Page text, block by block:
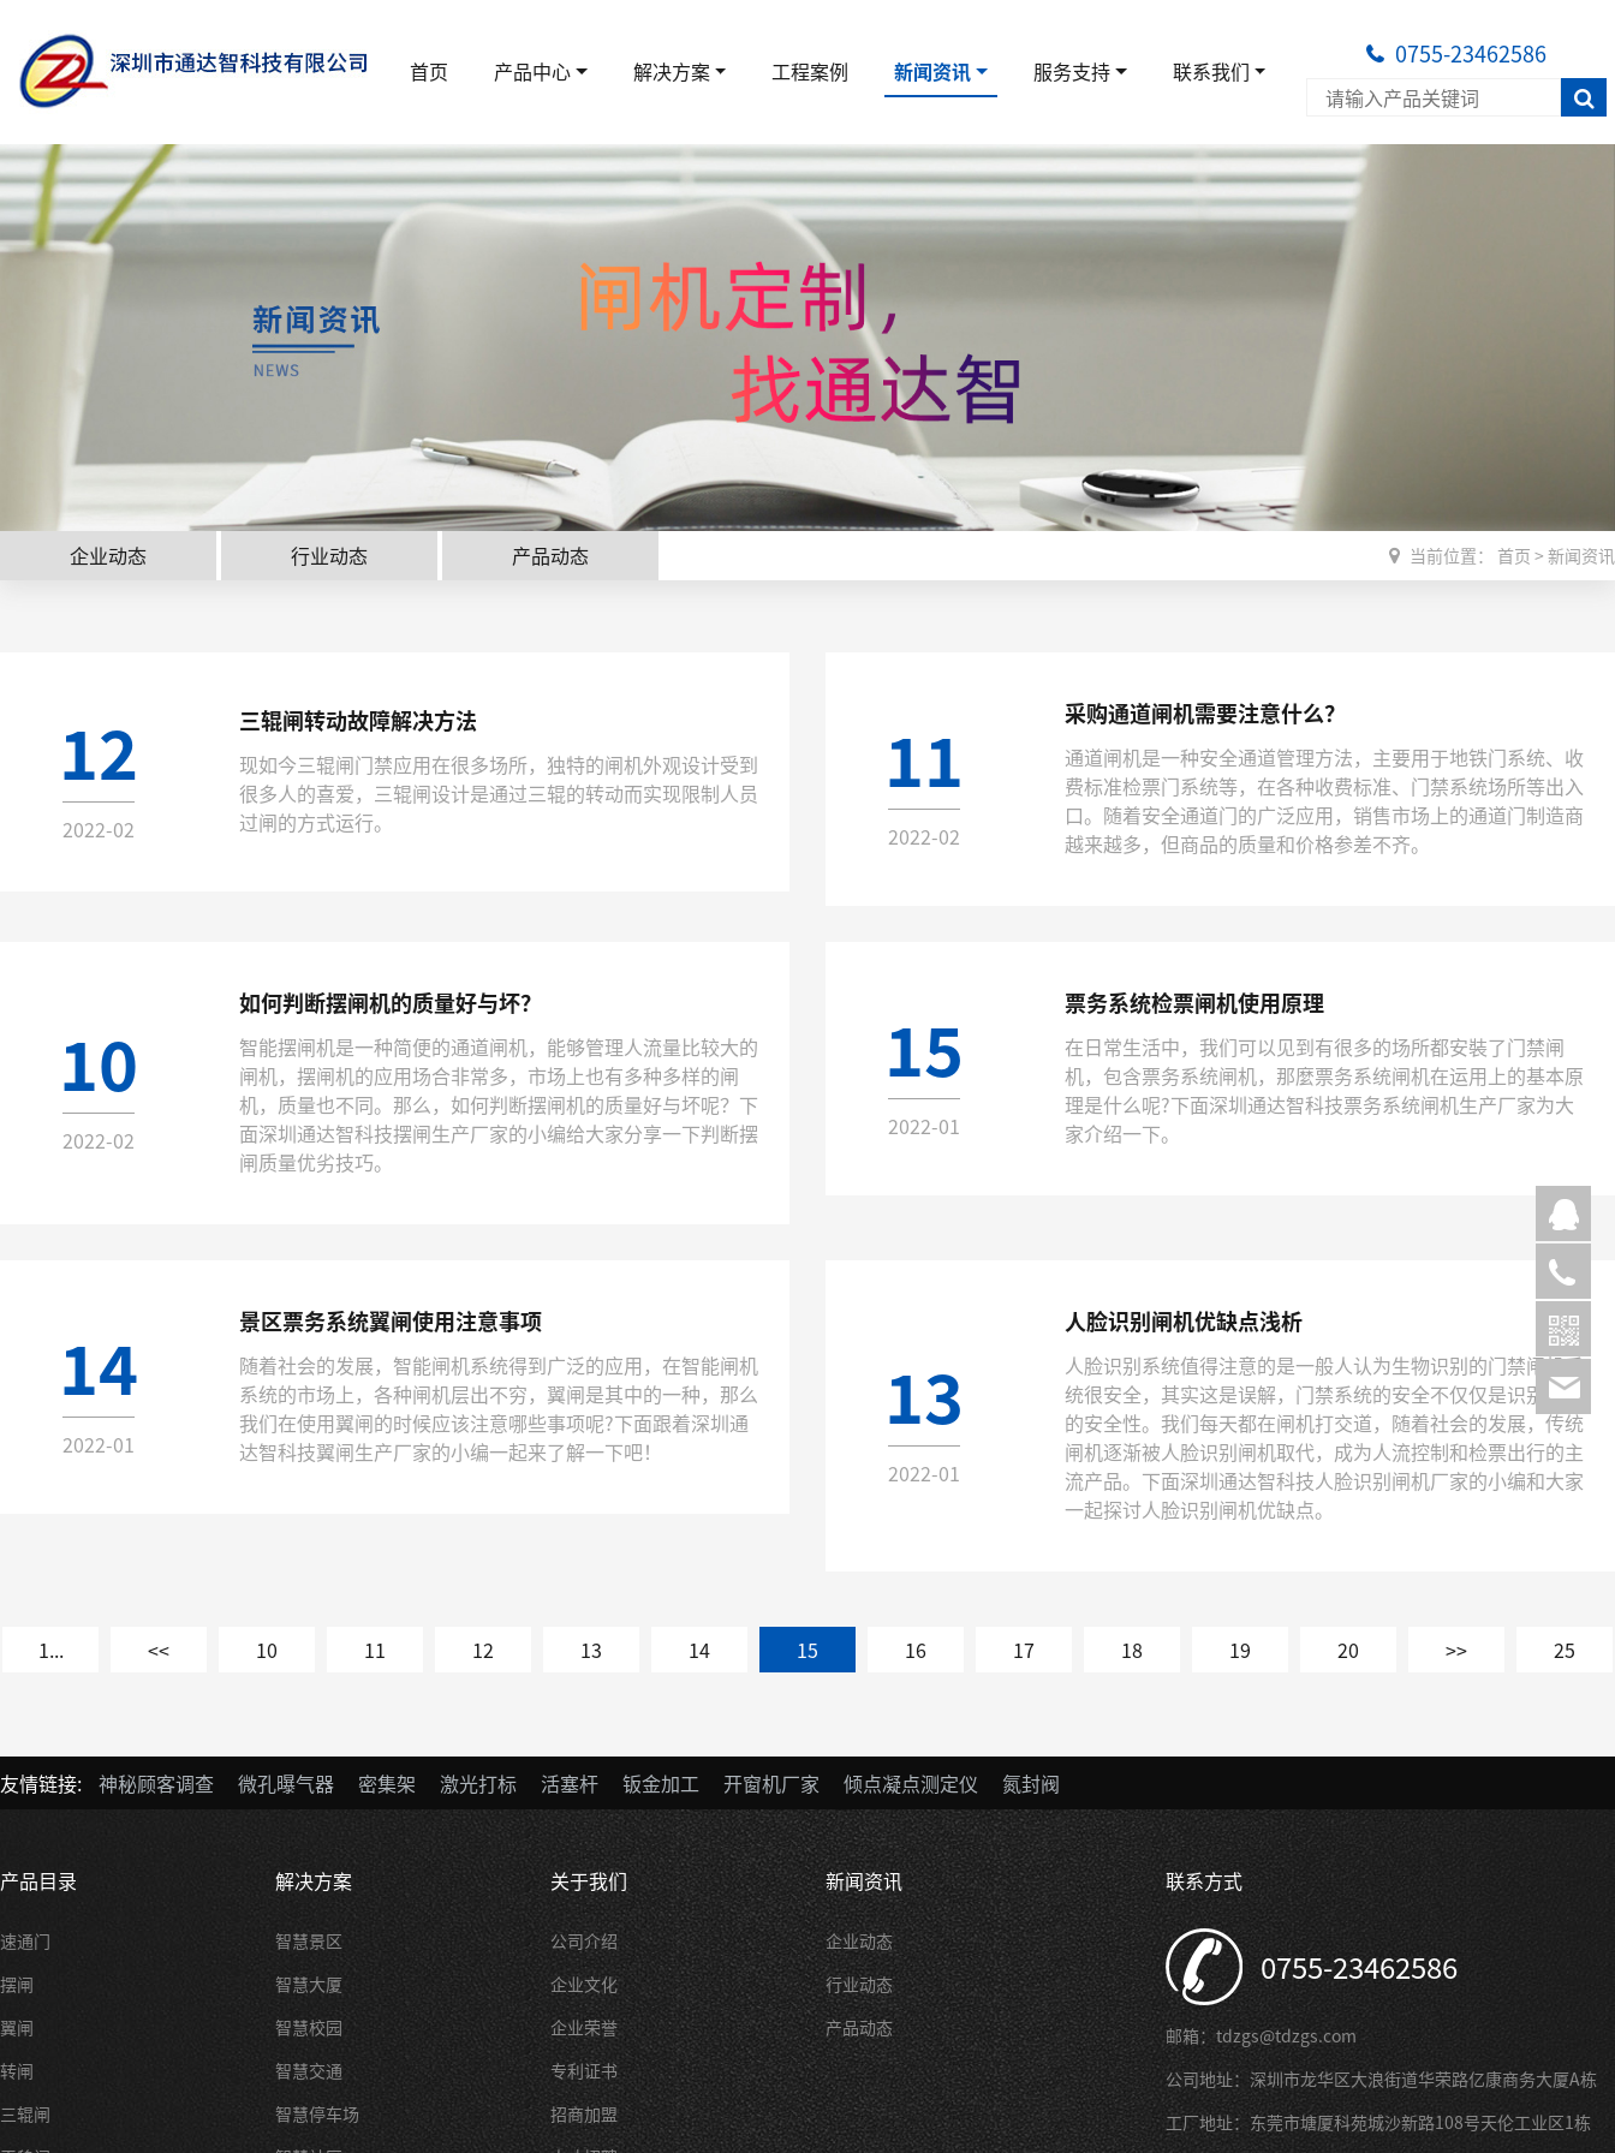
首页 产品中心 解决方案 工程案例 新闻资讯 服务支持 联系我们
0755-23462586
企业动态 行业动态 产品动态 当前位置： 首页 > 新闻资讯
12
2022-02
三辊闸转动故障解决方法
现如今三辊闸门禁应用在很多场所，独特的闸机外观设计受到
很多人的喜爱，三辊闸设计是通过三辊的转动而实现限制人员
过闸的方式运行。
11
2022-02
采购通道闸机需要注意什么？
通道闸机​是一种安全通道管理方法，主要用于地铁门系统、收
费标准检票门系统等，在各种收费标准、门禁系统场所等出入
口。随着安全通道门的广泛应用，销售市场上的通道门制造商
越来越多，但商品的质量和价格参差不齐。
10
2022-02
如何判断摆闸机的质量好与坏？
智能摆闸机是一种简便的通道闸机，能够管理人流量比较大的
闸机，摆闸机的应用场合非常多，市场上也有多种多样的闸
机，质量也不同。那么，如何判断摆闸机的质量好与坏呢？下
面深圳通达智科技摆闸生产厂家的小编给大家分享一下判断摆
闸质量优劣技巧。
15
2022-01
票务系统检票闸机使用原理
在日常生活中，我们可以见到有很多的场所都安裝了门禁闸
机，包含票务系统闸机，那麼票务系统闸机​在运用上的基本原
理是什么呢?下面深圳通达智科技票务系统闸机生产厂家为大
家介绍一下。
14
2022-01
景区票务系统翼闸使用注意事项
随着社会的发展，智能闸机系统得到广泛的应用，在智能闸机
系统的市场上，各种闸机层出不穷，翼闸​是其中的一种，那么
我们在使用翼闸的时候应该注意哪些事项呢?下面跟着深圳通
达智科技翼闸生产厂家的小编一起来了解一下吧！
13
2022-01
人脸识别闸机优缺点浅析
人脸识别​系统值得注意的是一般人认为生物识别的门禁闸机系
统很安全，其实这是误解，门禁系统的安全不仅仅是识别方式
的安全性。我们每天都在闸机打交道，随着社会的发展，传统
闸机逐渐被人脸识别闸机取代，成为人流控制和检票出行的主
流产品。下面深圳通达智科技人脸识别闸机厂家的小编和大家
一起探讨人脸识别闸机优缺点。
1... << 10 11 12 13 14 15 16 17 18 19 20 >> 25
友情链接: 神秘顾客调查 微孔曝气器 密集架 激光打标 活塞杆 钣金加工 开窗机厂家 倾点凝点测定仪 氮封阀
产品目录
速通门
摆闸
翼闸
转闸
三辊闸
解决方案
智慧景区
智慧大厦
智慧校园
智慧交通
智慧停车场
关于我们
公司介绍
企业文化
企业荣誉
专利证书
招商加盟
新闻资讯
企业动态
行业动态
产品动态
联系方式
0755-23462586
邮箱：tdzgs@tdzgs.com
公司地址：深圳市龙华区大浪街道华荣路亿康商务大厦A栋
工厂地址：东莞市塘厦科苑城沙新路108号天伦工业区1栋